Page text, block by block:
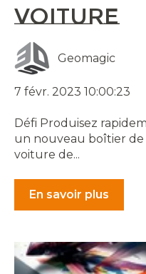
voiture
Geomagic
7 févr. 2023 10:00:23
Défi Produisez
un nouveau boîtier
voiture de...
En savoir plus